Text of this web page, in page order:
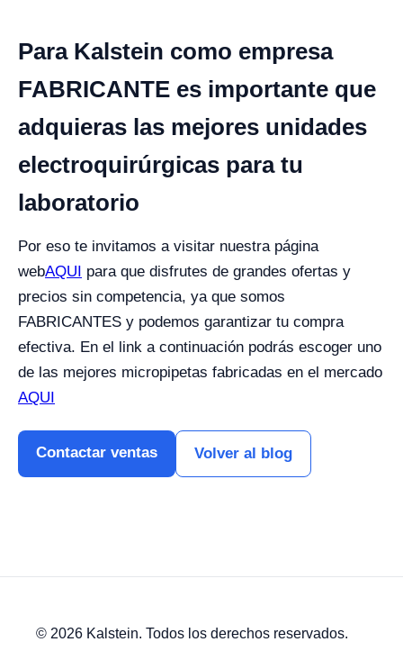
Para Kalstein como empresa
FABRICANTE es importante que
adquieras las mejores unidades
electroquirúrgicas para tu
laboratorio
Por eso te invitamos a visitar nuestra página
webAQUI para que disfrutes de grandes ofertas y
precios sin competencia, ya que somos
FABRICANTES y podemos garantizar tu compra
efectiva. En el link a continuación podrás escoger uno
de las mejores micropipetas fabricadas en el mercado
AQUI
Contactar ventas Volver al blog
© 2026 Kalstein. Todos los derechos reservados.